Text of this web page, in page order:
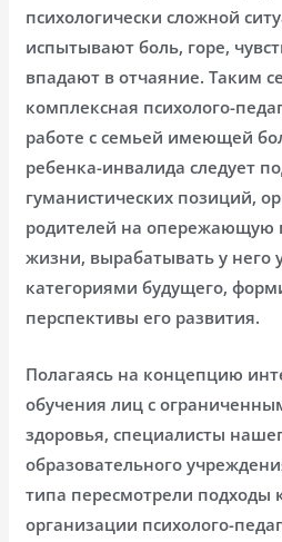
психологически сложной
испытывают боль, горе,
впадают в отчаяние. Таким
комплексная психолого-
работе с семьей имеющей
ребенка-инвалида следует
гуманистических позиций,
родителей на опережающую
жизни, вырабатывать у него
категориями будущего,
перспективы его развития.
Полагаясь на концепцию
обучения лиц с
здоровья, специалисты
образовательного
типа пересмотрели подходы
организации психолого-